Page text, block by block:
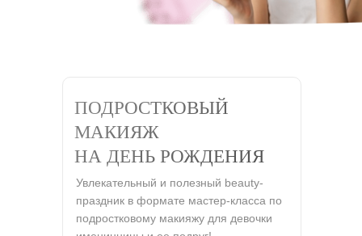
Увлекательный и полезный beauty-
праздник в формате мастер-класса по
подростковому макияжу для девочки
ПОДРОСТКОВЫЙ
МАКИЯЖ
НА ДЕНЬ РОЖДЕНИЯ